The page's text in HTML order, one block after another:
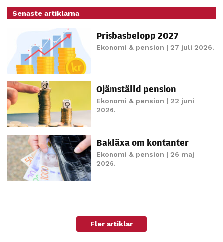
Senaste artiklarna
Prisbasbelopp 2027
Ekonomi & pension | 27 juli 2026.
Ojämställd pension
Ekonomi & pension | 22 juni
2026.
Bakläxa om kontanter
Ekonomi & pension | 26 maj
2026.
Fler artiklar